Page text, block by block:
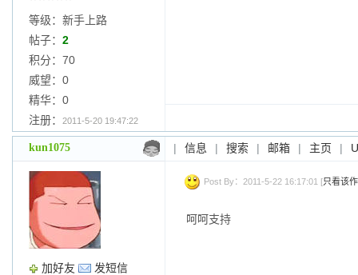
等级：新手上路
帖子： 2
积分：70
威望：0
精华：0
注册：
2011-5-20 19:47:22
kun1075 | 信息 | 搜索 | 邮箱 | 主页 |
加好友 发短信
Post By：2011-5-22 16:17:01 [只看该
呵呵支持